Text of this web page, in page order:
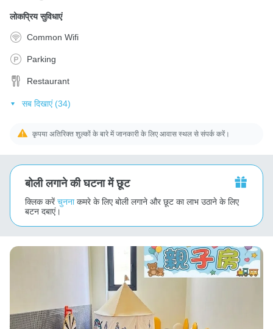
लोकप्रिय सुविधाएं
Common Wifi
Parking
Restaurant
सब दिखाएं (34)
कृपया अतिरिक्त शुल्कों के बारे में जानकारी के लिए आवास स्थल से संपर्क करें।
बोली लगाने की घटना में छूट
क्लिक करेंचुननाकमरे के लिए बोली लगाने और छूट का लाभ उठाने के लिए
बटन दबाएं।